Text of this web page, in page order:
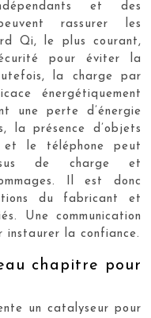
et des
rassurer les
Qi, le plus courant,
pour éviter la
la charge par
énergétiquement
une perte d’énergie
la présence d’objets
et le téléphone peut
de charge et
Il est donc
du fabricant et
Une communication
instaurer la confiance.
chapitre pour
un catalyseur pour